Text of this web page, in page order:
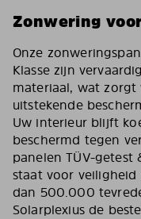
Zonwering
Onze
Klasse zijn
materiaal, wat zorgt
uitstekende
Uw interieur blijft
beschermd tegen
panelen TÜV-
staat voor
dan 500.000
Solarplexius de